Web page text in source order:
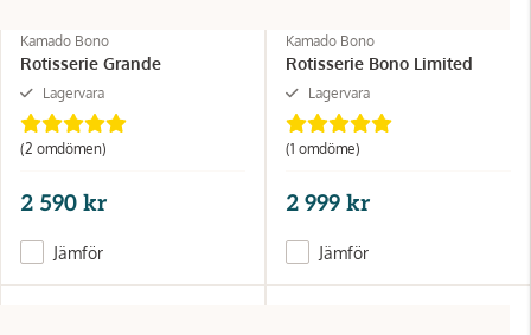
Kamado Bono
Rotisserie Grande
Lagervara
(2 omdömen)
2 590 kr
Jämför
Kamado Bono
Rotisserie Bono Limited
Lagervara
(1 omdöme)
2 999 kr
Jämför